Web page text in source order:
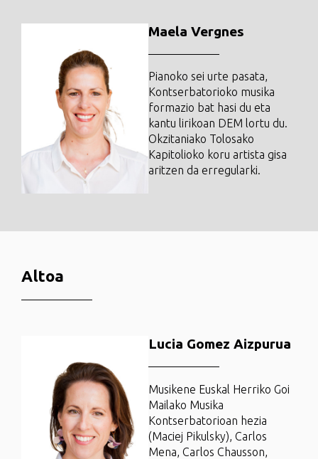
Maela Vergnes
Pianoko sei urte pasata,
Kontserbatorioko musika
formazio bat hasi du eta
kantu lirikoan DEM lortu du.
Okzitaniako Tolosako
Kapitolioko koru artista gisa
aritzen da erregularki.
Altoa
Lucia Gomez Aizpurua
Musikene Euskal Herriko Goi
Mailako Musika
Kontserbatorioan hezia
(Maciej Pikulsky), Carlos
Mena, Carlos Chausson,